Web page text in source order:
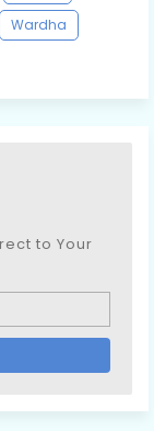
Wardha
to Your